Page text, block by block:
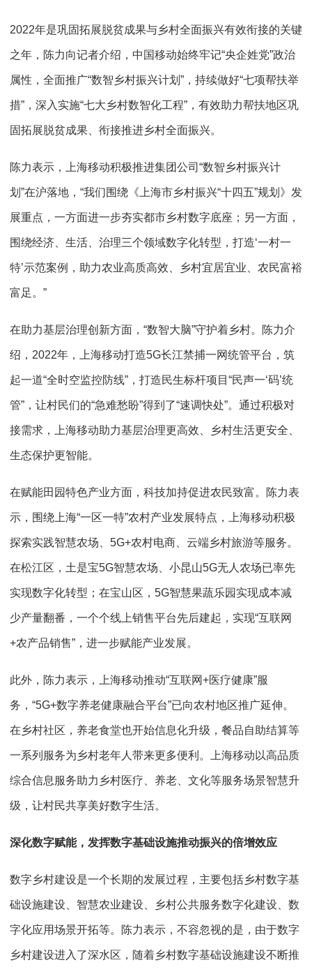
2022年是巩固拓展脱贫成果与乡村全面振兴有效衔接的关键
之年，陈力向记者介绍，中国移动始终牢记“央企姓党”政治
属性，全面推广“数智乡村振兴计划”，持续做好“七项帮扶举
措”，深入实施“七大乡村数智化工程”，有效助力帮扶地区巩
固拓展脱贫成果、衔接推进乡村全面振兴。
陈力表示，上海移动积极推进集团公司“数智乡村振兴计
划”在沪落地，“我们围绕《上海市乡村振兴“十四五”规划》发
展重点，一方面进一步夯实都市乡村数字底座；另一方面，
围绕经济、生活、治理三个领域数字化转型，打造‘一村一
特’示范案例，助力农业高质高效、乡村宜居宜业、农民富裕
富足。”
在助力基层治理创新方面，“数智大脑”守护着乡村。陈力介
绍，2022年，上海移动打造5G长江禁捕一网统管平台，筑
起一道“全时空监控防线”，打造民生标杆项目“民声一‘码’统
管”，让村民们的“急难愁盼”得到了“速调快处”。通过积极对
接需求，上海移动助力基层治理更高效、乡村生活更安全、
生态保护更智能。
在赋能田园特色产业方面，科技加持促进农民致富。陈力表
示，围绕上海“一区一特”农村产业发展特点，上海移动积极
探索实践智慧农场、5G+农村电商、云端乡村旅游等服务。
在松江区，土是宝5G智慧农场、小昆山5G无人农场已率先
实现数字化转型；在宝山区，5G智慧果蔬乐园实现成本减
少产量翻番，一个个线上销售平台先后建起，实现“互联网
+农产品销售”，进一步赋能产业发展。
此外，陈力表示，上海移动推动“互联网+医疗健康”服
务，“5G+数字养老健康融合平台”已向农村地区推广延伸。
在乡村社区，养老食堂也开始信息化升级，餐品自助结算等
一系列服务为乡村老年人带来更多便利。上海移动以高品质
综合信息服务助力乡村医疗、养老、文化等服务场景智慧升
级，让村民共享美好数字生活。
深化数字赋能，发挥数字基础设施推动振兴的倍增效应
数字乡村建设是一个长期的发展过程，主要包括乡村数字基
础设施建设、智慧农业建设、乡村公共服务数字化建设、数
字化应用场景开拓等。陈力表示，不容忽视的是，由于数字
乡村建设进入了深水区，随着乡村数字基础设施建设不断推